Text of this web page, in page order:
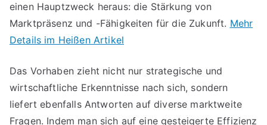
einen Hauptzweck heraus: die Stärkung von
Marktpräsenz und -Fähigkeiten für die Zukunft. Mehr
Details im Heißen Artikel
Das Vorhaben zieht nicht nur strategische und
wirtschaftliche Erkenntnisse nach sich, sondern
liefert ebenfalls Antworten auf diverse marktweite
Fragen. Indem man sich auf eine gesteigerte Effizienz